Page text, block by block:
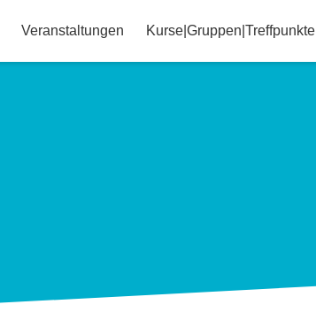
Veranstaltungen Kurse|Gruppen|Treffpunkte